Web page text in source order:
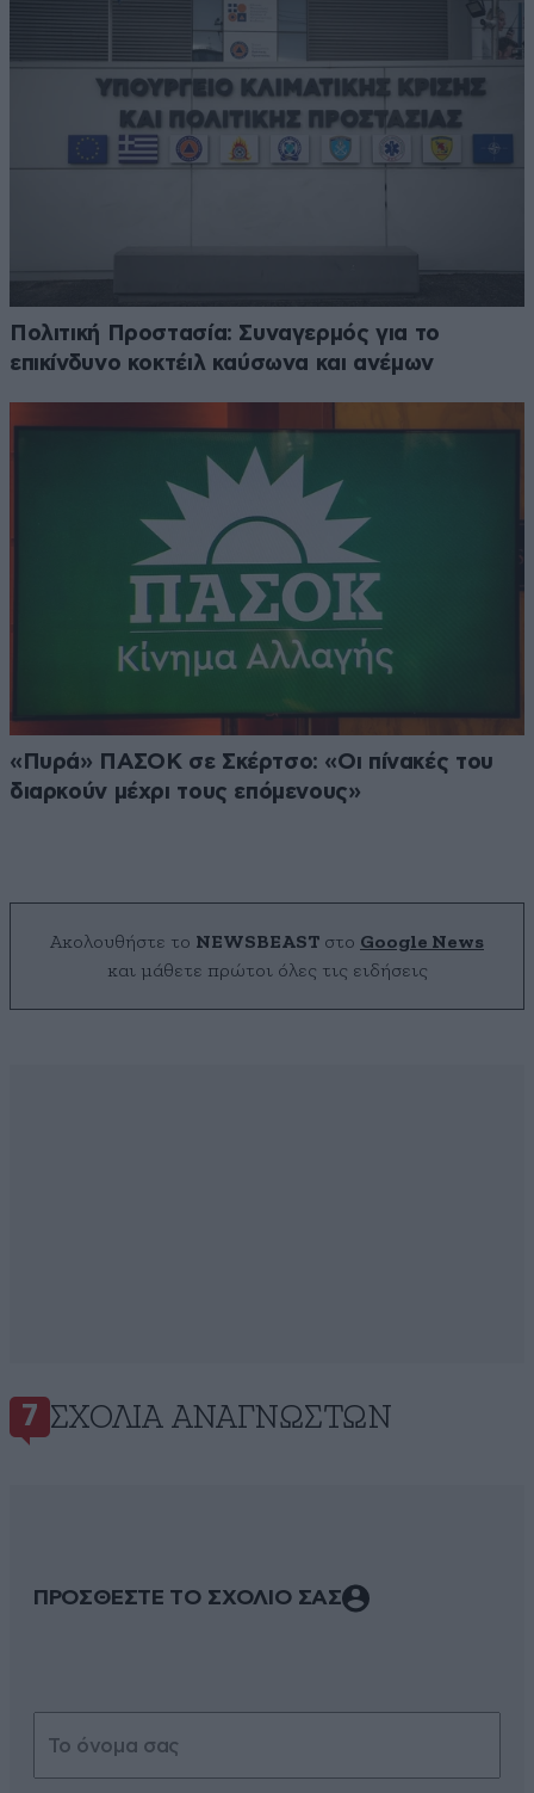
Πολιτική Προστασία: Συναγερμός για το
επικίνδυνο κοκτέιλ καύσωνα και ανέμων
«Πυρά» ΠΑΣΟΚ σε Σκέρτσο: «Οι πίνακές του
διαρκούν μέχρι τους επόμενους»
Ακολουθήστε το NEWSBEAST στο Google News
και μάθετε πρώτοι όλες τις ειδήσεις
7 ΣΧΌΛΙΑ ΑΝΑΓΝΩΣΤΏΝ
ΠΡΟΣΘΕΣΤΕ ΤΟ ΣΧΟΛΙΟ ΣΑΣ